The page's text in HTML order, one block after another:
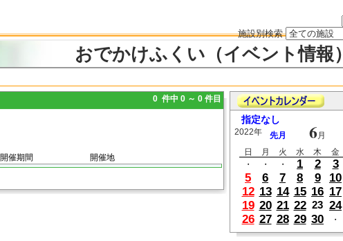
施設別検索
おでかけふくい（イベント情報）
0 件中 0 ～ 0 件目
開催期間 開催地
指定なし
2022年 先月 6月
日
月 火 水 木 金
・
・ ・ 1 2 3
5
6 7 8 9 10
12 13 14 15 16 17
19 20 21 22 23 24
26 27 28 29 30 ・